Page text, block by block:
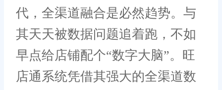
代，全渠道融合是必然趋势。与
其天天被数据问题追着跑，不如
早点给店铺配个“数字大脑”。旺
店通系统凭借其强大的全渠道数